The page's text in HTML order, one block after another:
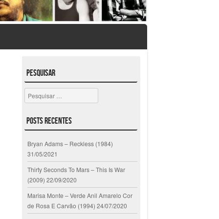
Pesquisar
Pesquisar
Posts Recentes
Bryan Adams – Reckless (1984)
31/05/2021
Thirty Seconds To Mars – This Is War
(2009) 22/09/2020
Marisa Monte – Verde Anil Amarelo Cor
de Rosa E Carvão (1994) 24/07/2020